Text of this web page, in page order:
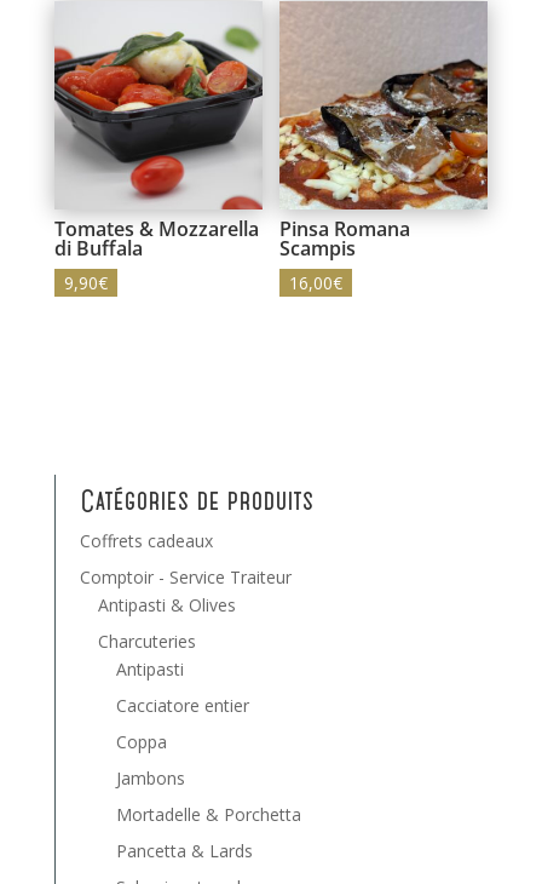
Tomates & Mozzarella
di Buffala
9,90€
Pinsa Romana
Scampis
16,00€
Catégories de produits
Coffrets cadeaux
Comptoir - Service Traiteur
Antipasti & Olives
Charcuteries
Antipasti
Cacciatore entier
Coppa
Jambons
Mortadelle & Porchetta
Pancetta & Lards